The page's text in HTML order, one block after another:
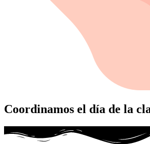
Coordinamos el día de la